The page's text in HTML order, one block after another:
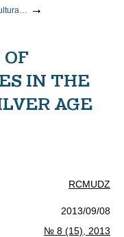
Art history and cultural studies
IN THE
AGE
RCMUDZ
2013/09/08
№ 8 (15), 2013